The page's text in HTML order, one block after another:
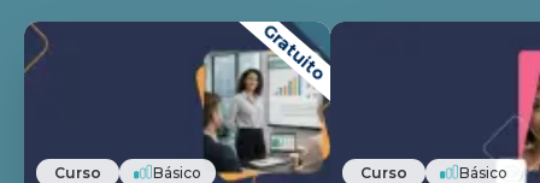
Gratuito
Curso Básico Curso Básico